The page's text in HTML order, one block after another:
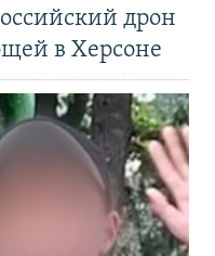
дрон
в Херсоне